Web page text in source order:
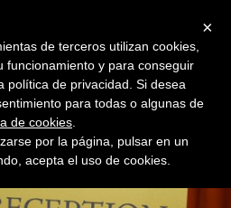
×
de terceros utilizan cookies,
funcionamiento y para conseguir
política de privacidad. Si desea
para todas o algunas de
de cookies
por la página, pulsar en un
acepta el uso de cookies.